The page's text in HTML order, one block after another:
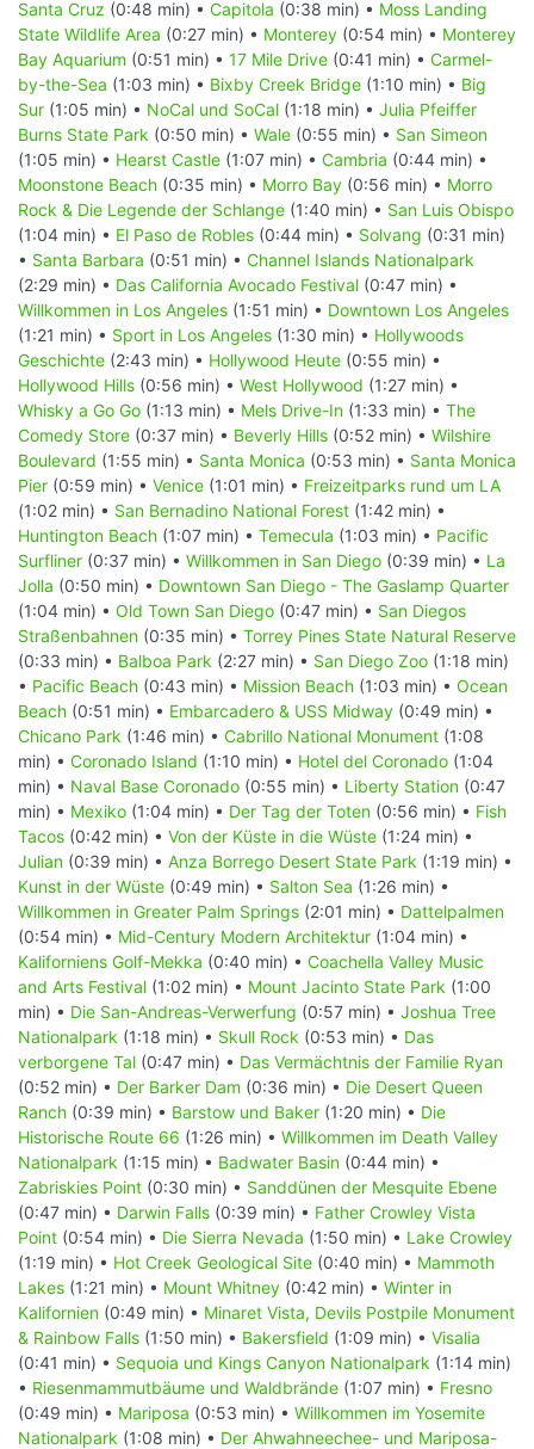
Santa Cruz (0:48 min) • Capitola (0:38 min) • Moss Landing
State Wildlife Area (0:27 min) • Monterey (0:54 min) • Monterey
Bay Aquarium (0:51 min) • 17 Mile Drive (0:41 min) • Carmel-
by-the-Sea (1:03 min) • Bixby Creek Bridge (1:10 min) • Big
Sur (1:05 min) • NoCal und SoCal (1:18 min) • Julia Pfeiffer
Burns State Park (0:50 min) • Wale (0:55 min) • San Simeon
(1:05 min) • Hearst Castle (1:07 min) • Cambria (0:44 min) •
Moonstone Beach (0:35 min) • Morro Bay (0:56 min) • Morro
Rock & Die Legende der Schlange (1:40 min) • San Luis Obispo
(1:04 min) • El Paso de Robles (0:44 min) • Solvang (0:31 min)
• Santa Barbara (0:51 min) • Channel Islands Nationalpark
(2:29 min) • Das California Avocado Festival (0:47 min) •
Willkommen in Los Angeles (1:51 min) • Downtown Los Angeles
(1:21 min) • Sport in Los Angeles (1:30 min) • Hollywoods
Geschichte (2:43 min) • Hollywood Heute (0:55 min) •
Hollywood Hills (0:56 min) • West Hollywood (1:27 min) •
Whisky a Go Go (1:13 min) • Mels Drive-In (1:33 min) • The
Comedy Store (0:37 min) • Beverly Hills (0:52 min) • Wilshire
Boulevard (1:55 min) • Santa Monica (0:53 min) • Santa Monica
Pier (0:59 min) • Venice (1:01 min) • Freizeitparks rund um LA
(1:02 min) • San Bernadino National Forest (1:42 min) •
Huntington Beach (1:07 min) • Temecula (1:03 min) • Pacific
Surfliner (0:37 min) • Willkommen in San Diego (0:39 min) • La
Jolla (0:50 min) • Downtown San Diego - The Gaslamp Quarter
(1:04 min) • Old Town San Diego (0:47 min) • San Diegos
Straßenbahnen (0:35 min) • Torrey Pines State Natural Reserve
(0:33 min) • Balboa Park (2:27 min) • San Diego Zoo (1:18 min)
• Pacific Beach (0:43 min) • Mission Beach (1:03 min) • Ocean
Beach (0:51 min) • Embarcadero & USS Midway (0:49 min) •
Chicano Park (1:46 min) • Cabrillo National Monument (1:08
min) • Coronado Island (1:10 min) • Hotel del Coronado (1:04
min) • Naval Base Coronado (0:55 min) • Liberty Station (0:47
min) • Mexiko (1:04 min) • Der Tag der Toten (0:56 min) • Fish
Tacos (0:42 min) • Von der Küste in die Wüste (1:24 min) •
Julian (0:39 min) • Anza Borrego Desert State Park (1:19 min) •
Kunst in der Wüste (0:49 min) • Salton Sea (1:26 min) •
Willkommen in Greater Palm Springs (2:01 min) • Dattelpalmen
(0:54 min) • Mid-Century Modern Architektur (1:04 min) •
Kaliforniens Golf-Mekka (0:40 min) • Coachella Valley Music
and Arts Festival (1:02 min) • Mount Jacinto State Park (1:00
min) • Die San-Andreas-Verwerfung (0:57 min) • Joshua Tree
Nationalpark (1:18 min) • Skull Rock (0:53 min) • Das
verborgene Tal (0:47 min) • Das Vermächtnis der Familie Ryan
(0:52 min) • Der Barker Dam (0:36 min) • Die Desert Queen
Ranch (0:39 min) • Barstow und Baker (1:20 min) • Die
Historische Route 66 (1:26 min) • Willkommen im Death Valley
Nationalpark (1:15 min) • Badwater Basin (0:44 min) •
Zabriskies Point (0:30 min) • Sanddünen der Mesquite Ebene
(0:47 min) • Darwin Falls (0:39 min) • Father Crowley Vista
Point (0:54 min) • Die Sierra Nevada (1:50 min) • Lake Crowley
(1:19 min) • Hot Creek Geological Site (0:40 min) • Mammoth
Lakes (1:21 min) • Mount Whitney (0:42 min) • Winter in
Kalifornien (0:49 min) • Minaret Vista, Devils Postpile Monument
& Rainbow Falls (1:50 min) • Bakersfield (1:09 min) • Visalia
(0:41 min) • Sequoia und Kings Canyon Nationalpark (1:14 min)
• Riesenmammutbäume und Waldbrände (1:07 min) • Fresno
(0:49 min) • Mariposa (0:53 min) • Willkommen im Yosemite
Nationalpark (1:08 min) • Der Ahwahneechee- und Mariposa-